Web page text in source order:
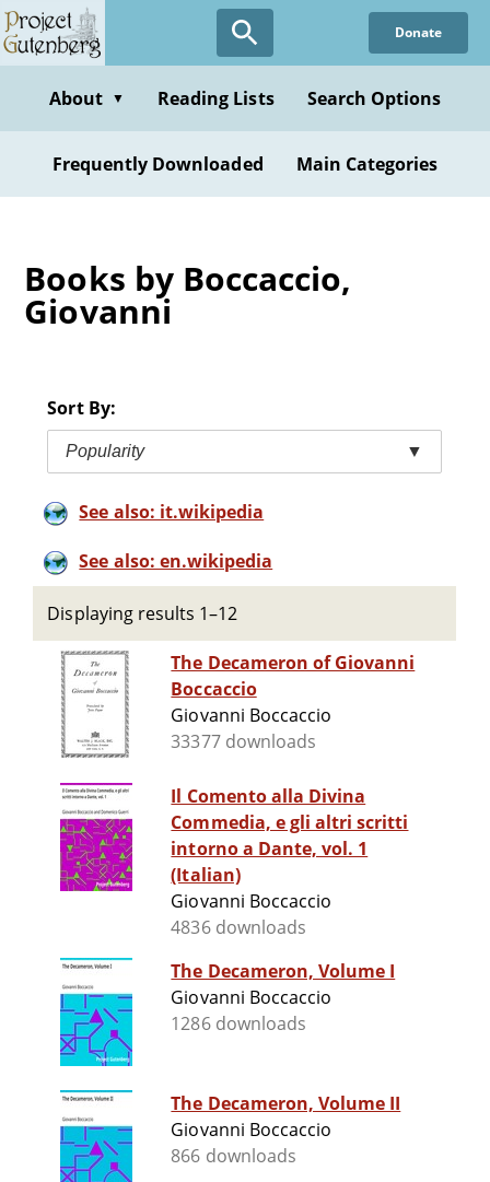
Skip
to
content
Donate
About ▼ Reading Lists Search Options
Frequently Downloaded Main Categories
Books by Boccaccio,
Giovanni
Sort By:
Popularity ▼
See also: it.wikipedia
See also: en.wikipedia
Displaying results 1–12
The Decameron of Giovanni
Boccaccio
Giovanni Boccaccio
33377 downloads
Il Comento alla Divina
Commedia, e gli altri scritti
intorno a Dante, vol. 1
(Italian)
Giovanni Boccaccio
4836 downloads
The Decameron, Volume I
Giovanni Boccaccio
1286 downloads
The Decameron, Volume II
Giovanni Boccaccio
866 downloads